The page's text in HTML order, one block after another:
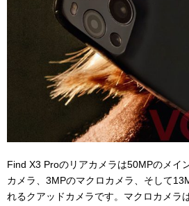
Find X3 Proのリアカメラは50MPのメイ
カメラ、3MPのマクロカメラ、そして
れるクアッドカメラです。マクロカメラ